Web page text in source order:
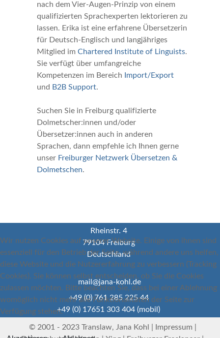
nach dem Vier-Augen-Prinzip von einem
qualifizierten Sprachexperten lektorieren zu
lassen. Erika ist eine erfahrene Übersetzerin
für Deutsch-Englisch und langjähriges
Mitglied imChartered Institute of Linguists.
Sie verfügt über umfangreiche
Kompetenzen im Bereich
Import/Export
und B2B Support.
Suchen Sie in Freiburg qualifizierte
Dolmetscher:innen und/oder
Übersetzer:innen auch in anderen
Sprachen, dann empfehle ich Ihnen gerne
unser Freiburger Netzwerk Übersetzen &
Dolmetschen.
Rheinstr. 4
79104 Freiburg
Deutschland
mail@jana-kohl.de
+49 (0) 761 285 225 44
+49 (0) 17651 303 404 (mobil)
© 2001 - 2023 Translaw, Jana Kohl | Impressum
Wir nutzen Cookies auf unserer Website. Einige von ihnen sind
essenziell für den Betrieb der Seite, während andere uns helfen,
diese Website und die Nutzererfahrung zu verbessern (Tracking
Cookies). Sie können selbst entscheiden, ob Sie die Cookies
zulassen möchten. Bitte beachten Sie, dass bei einer Ablehnung
womöglich nicht mehr alle Funktionalitäten der Seite zur
Verfügung stehen.